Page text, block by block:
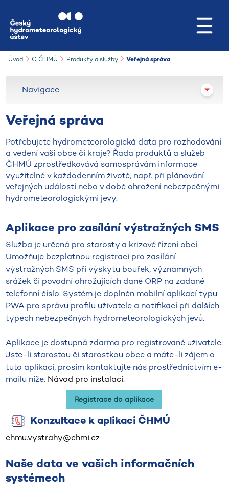
Úvod O ČHMÚ Produkty a služby Veřejná správa
Veřejná správa
Potřebujete hydrometeorologická data pro rozhodování
a vedení vaší obce či kraje? Řada produktů a služeb
ČHMÚ zprostředkovává samosprávám informace
využitelné v každodenním životě, např. při plánování
veřejných událostí nebo v době ohrožení nebezpečnými
hydrometeorologickými jevy.
Aplikace pro zasílání výstražných SMS
Služba je určená pro starosty a krizové řízení obcí.
Umožňuje bezplatnou registraci pro zasílání
výstražných SMS při výskytu bouřek, významných
srážek či povodní ohrožujících dané ORP na zadané
telefonní číslo. Systém je doplněn mobilní aplikací typu
PWA pro správu profilu uživatele a notifikací při dalších
typech nebezpečných hydrometeorologických jevů.
Aplikace je dostupná zdarma pro registrované uživatele.
Jste-li starostou či starostkou obce a máte-li zájem o
tuto aplikaci, prosím kontaktujte nás prostřednictvím e-
mailu níže. Návod pro instalaci.
Registrace do aplikace
Konzultace k aplikaci ČHMÚ
chmu.vystrahy@chmi.cz
Naše data ve vašich informačních
systémech
Navigace